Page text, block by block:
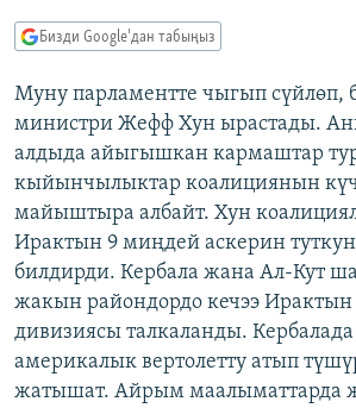
ЭКСПЕРТТЕР ТАЛДАЙТ
БИЗ ЖАНА ДҮЙНӨ
ДАНИСТЕ
ЭЖЕ-СИҢДИЛЕР
АЗАТТЫК+
ЫҢГАЙСЫЗ СУРООЛОР
ӨЗГӨЧӨ ПИКИР
Русский
ОНЛАЙН ШЕРИНЕ
ЭЕ/АРнун бардык сайттары
Бизди Google'дан табыңыз
Муну парламентте чыгып сүйлөп,
министри Жефф Хун ырастады.
алдыда айыгышкан кармаштар
кыйынчылыктар коалициянын
майыштыра албайт. Хун
Ирактын 9 миңдей аскерин
билдирди. Кербала жана Ал-Кут
жакын райондордо кечээ Ирактын
дивизиясы талкаланды.
америкалык вертолетту атып
жатышат. Айрым маалыматтарда